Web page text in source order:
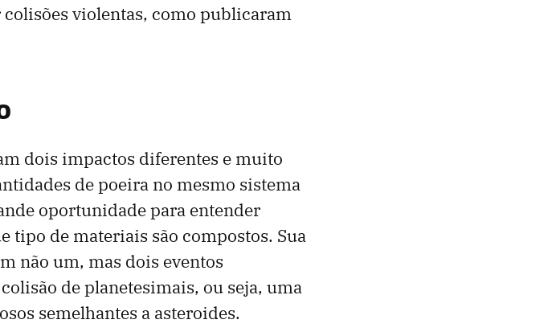
violentas, como publicaram
dois impactos diferentes e muito
de poeira no mesmo sistema
oportunidade para entender
tipo de materiais são compostos. Sua
não um, mas dois eventos
de planetesimais, ou seja, uma
semelhantes a asteroides.